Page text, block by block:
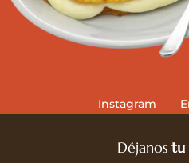
Instagram
Déjanos tu